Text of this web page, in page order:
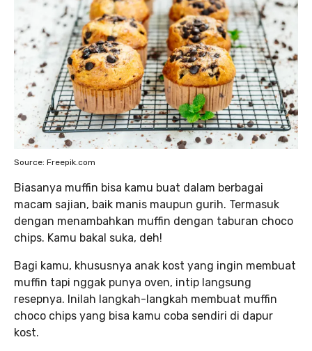
Source: Freepik.com
Biasanya muffin bisa kamu buat dalam berbagai
macam sajian, baik manis maupun gurih. Termasuk
dengan menambahkan muffin dengan taburan choco
chips. Kamu bakal suka, deh!
Bagi kamu, khususnya anak kost yang ingin membuat
muffin tapi nggak punya oven, intip langsung
resepnya. Inilah langkah-langkah membuat muffin
choco chips yang bisa kamu coba sendiri di dapur
kost.